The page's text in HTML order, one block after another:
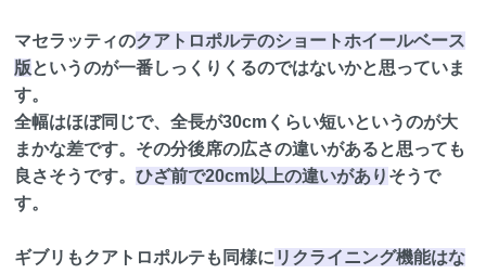
マセラッティのクアトロポルテのショートホイールベース
版というのが一番しっくりくるのではないかと思っていま
す。
全幅はほぼ同じで、全長が30cmくらい短いというのが大
まかな差です。その分後席の広さの違いがあると思っても
良さそうです。 ひざ前で20cm以上の違いがあり そうで
す。
ギブリもクアトロポルテも同様に リクライニング機能はな